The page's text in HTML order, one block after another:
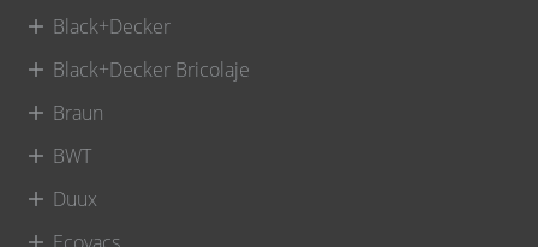
Black+Decker
Black+Decker Bricolaje
Braun
BWT
Duux